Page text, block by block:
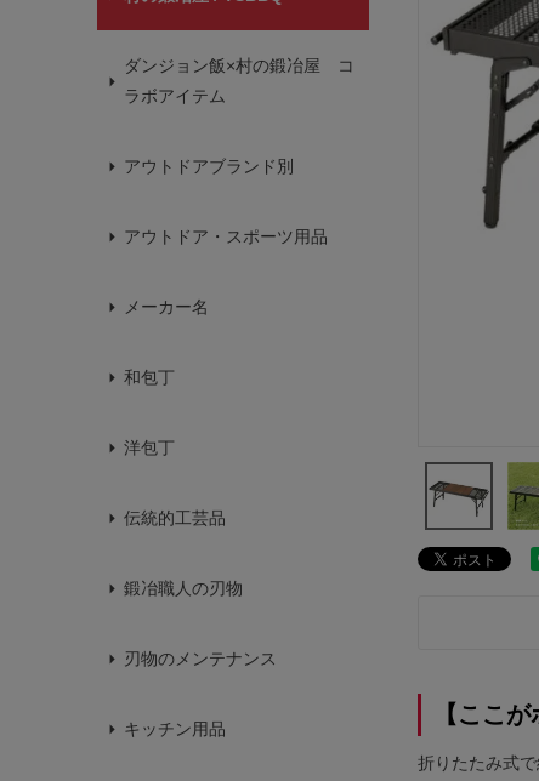
ダンジョン飯×村の鍛冶屋 コ
ラボアイテム
アウトドアブランド別
アウトドア・スポーツ用品
メーカー名
和包丁
洋包丁
伝統的工芸品
鍛冶職人の刃物
刃物のメンテナンス
キッチン用品
【ここ
折りたたみ式で